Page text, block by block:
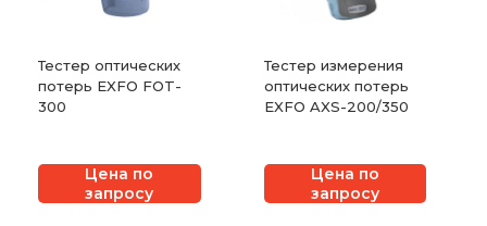
Тестер оптических
потерь EXFO FOT-
300
Цена по
запросу
Тестер измерения
оптических потерь
EXFO AXS-200/350
Цена по
запросу